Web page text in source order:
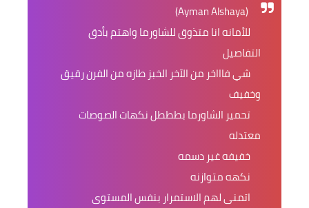
(Ayman Alshaya)
للأمانه انا متذوق للشاورما واهتم بأدق
التفاصيل
شي فاااخر من الآخر الخبز طازه من الفرن رقيق
وخفيف
تحمير الشاورما بطططل نكهات الصوصات
معتدله
خفيفه غير دسمه
نكهه متوازنه
اتمنى لهم الاستمرار بنفس المستوى